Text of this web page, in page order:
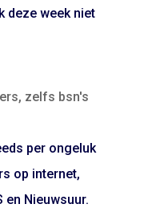
deze week niet
zelfs bsn's
per ongeluk
op internet,
en Nieuwsuur.